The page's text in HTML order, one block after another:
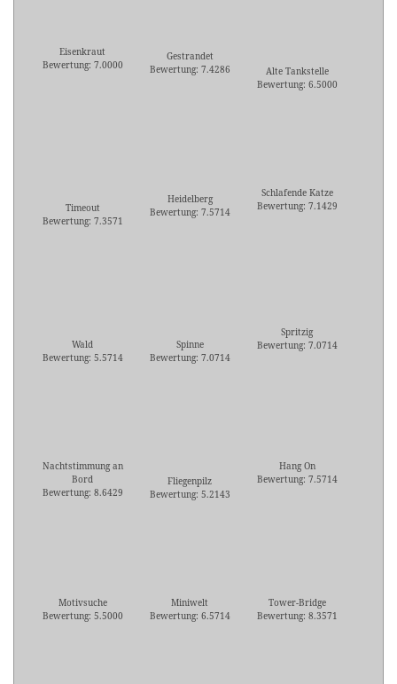
Eisenkraut
Bewertung: 7.0000
Gestrandet
Bewertung: 7.4286
Alte Tankstelle
Bewertung: 6.5000
Timeout
Bewertung: 7.3571
Heidelberg
Bewertung: 7.5714
Schlafende Katze
Bewertung: 7.1429
Wald
Bewertung: 5.5714
Spinne
Bewertung: 7.0714
Spritzig
Bewertung: 7.0714
Nachtstimmung an
Bord
Bewertung: 8.6429
Fliegenpilz
Bewertung: 5.2143
Hang On
Bewertung: 7.5714
Motivsuche
Bewertung: 5.5000
Miniwelt
Bewertung: 6.5714
Tower-Bridge
Bewertung: 8.3571